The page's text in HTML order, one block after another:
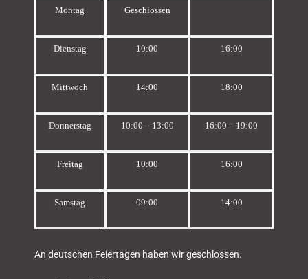
Montag Geschlossen
Dienstag 10:00 16:00
Mittwoch 14:00 18:00
Donnerstag 10:00 – 13:00 16:00 – 19:00
Freitag 10:00 16:00
Samstag 09:00 14:00
An deutschen Feiertagen haben wir geschlossen.